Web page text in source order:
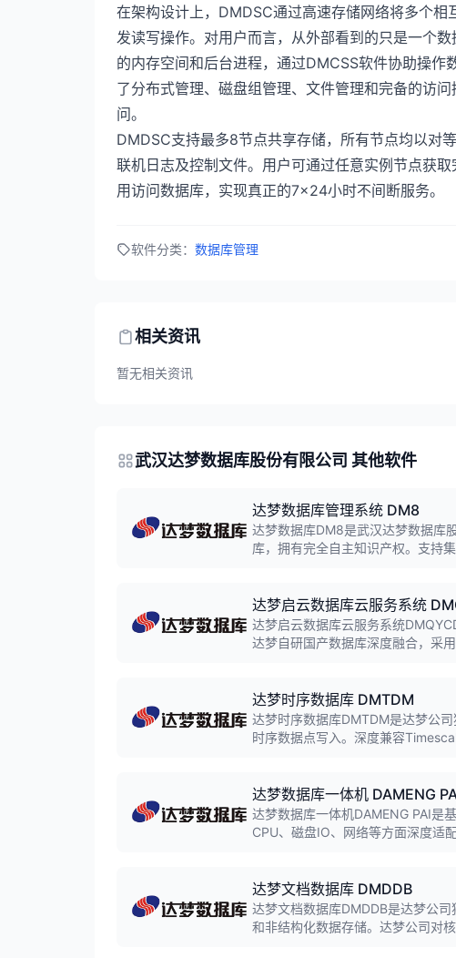
在架构设计上，DMDSC通过高速存储网络将多个
发读写操作。对用户而言，从外部看到的只是一个
的内存空间和后台进程，通过DMCSS软件协助操
了分布式管理、磁盘组管理、文件管理和完备的访
问。
DMDSC支持最多8节点共享存储，所有节点均以对
联机日志及控制文件。用户可通过任意实例节点获
用访问数据库，实现真正的7×24小时不间断服务。
软件分类： 数据库管理
相关资讯
暂无相关资讯
武汉达梦数据库股份有限公司 其他软件
达梦数据库管理系统 DM8
达梦数据库DM8是武汉达梦数据库
库，拥有完全自主知识产权。支持
达梦启云数据库云服务系统
达梦启云数据库云服务系统
达梦自研国产数据库深度融合，采
达梦时序数据库 DMTDM
达梦时序数据库DMTDM是达梦公
时序数据点写入。深度兼容
达梦数据库一体机 DAMENG
达梦数据库一体机DAMENG PAI是
CPU、磁盘IO、网络等方面深度适
达梦文档数据库 DMDDB
达梦文档数据库DMDDB是达梦公
和非结构化数据存储。达梦公司对